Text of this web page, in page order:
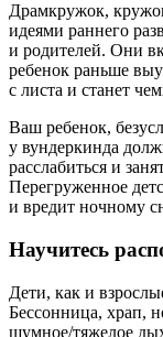
Драмкружок,
идеями раннего
и родителей. Они
ребенок раньше
с листа и станет
Ваш ребенок,
у вундеркинда
расслабиться и
Перегруженное
и вредит ночному
Научитесь
Дети, как и
Бессонница, храп,
шумное/тяжелое